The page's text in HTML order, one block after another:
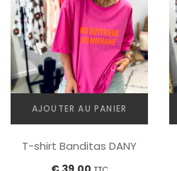
AJOUTER AU PANIER
T-shirt Banditas DANY